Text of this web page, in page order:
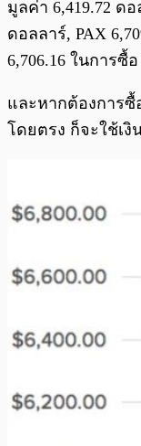
มูลค่า 6,419.72 ด
ดอลลาร์, PAX
6,706.16 ในการซื้อ
และหากต้องการซื้
โดยตรง ก็จะใช้เงิ